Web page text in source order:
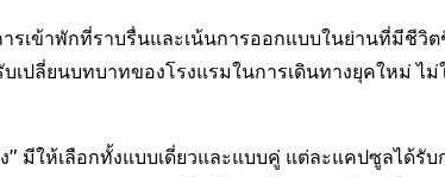
รเข้าพักที่ราบรื่นและเน้นการออกแบบในย่านที่มีชี
ปลี่ยนบทบาทของโรงแรมในการเดินทางยุคใหม่ ไ
ให้เลือกทั้งแบบเดี่ยวและแบบคู่ แต่ละแคปซูลได้รั